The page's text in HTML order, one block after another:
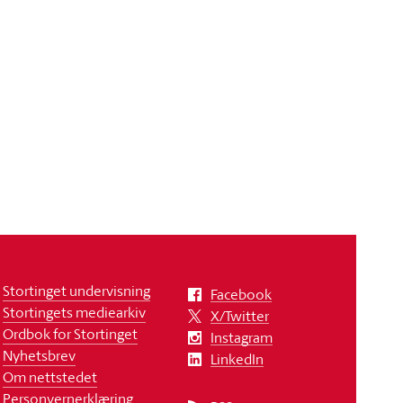
Stortinget undervisning
Stortingets mediearkiv
Ordbok for Stortinget
Nyhetsbrev
Om nettstedet
Personvernerklæring
Facebook
X/Twitter
Instagram
LinkedIn